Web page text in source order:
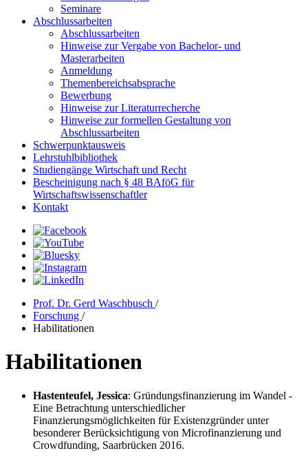
Seminare
Abschlussarbeiten
Abschlussarbeiten
Hinweise zur Vergabe von Bachelor- und
Masterarbeiten
Anmeldung
Themenbereichsabsprache
Bewerbung
Hinweise zur Literaturrecherche
Hinweise zur formellen Gestaltung von
Abschlussarbeiten
Schwerpunktausweis
Lehrstuhlbibliothek
Studiengänge Wirtschaft und Recht
Bescheinigung nach § 48 BAföG für
Wirtschaftswissenschaftler
Kontakt
Prof. Dr. Gerd Waschbusch /
Forschung /
Habilitationen
Habilitationen
Hastenteufel, Jessica: Gründungsfinanzierung im Wandel -
Eine Betrachtung unterschiedlicher
Finanzierungsmöglichkeiten für Existenzgründer unter
besonderer Berücksichtigung von Microfinanzierung und
Crowdfunding, Saarbrücken 2016.